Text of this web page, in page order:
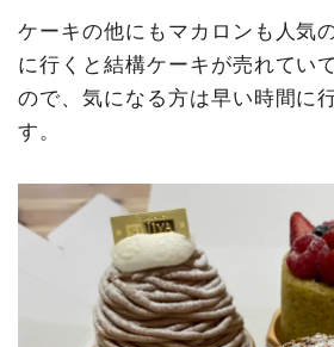
ケーキの他にもマカロンも人気
に行くと結構ケーキが売れてい
ので、気になる方は早い時間に
す。